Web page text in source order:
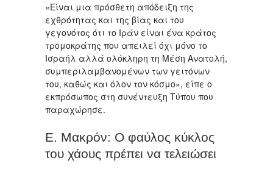
«Είναι μια πρόσθετη απόδειξη της
εχθρότητας και της βίας και του
γεγονότος ότι το Ιράν είναι ένα κράτος
τρομοκράτης που απειλεί όχι μόνο το
Ισραήλ αλλά ολόκληρη τη Μέση Ανατολή,
συμπεριλαμβανομένων των γειτόνων
του, καθώς και όλον τον κόσμο», είπε ο
εκπρόσωπος στη συνέντευξη Τύπου που
παραχώρησε.
Ε. Μακρόν: Ο φαύλος κύκλος
του χάους πρέπει να τελειώσει